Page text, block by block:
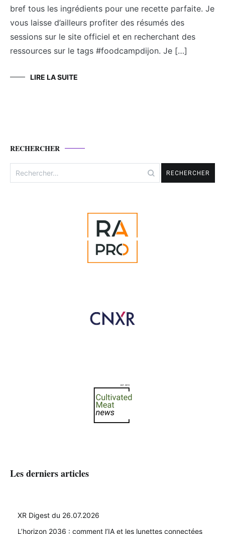
bref tous les ingrédients pour une recette parfaite. Je
vous laisse d’ailleurs profiter des résumés des
sessions sur le site officiel et en recherchant des
ressources sur le tags #foodcampdijon. Je […]
LIRE LA SUITE
RECHERCHER
Les derniers articles
XR Digest du 26.07.2026
L’horizon 2036 : comment l’IA et les lunettes connectées